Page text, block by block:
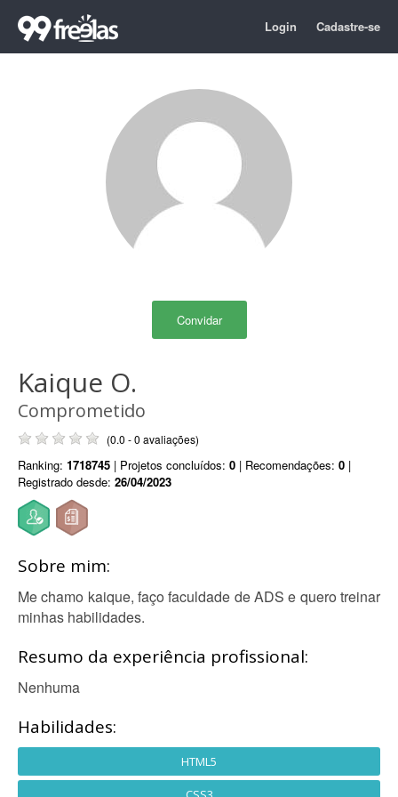
Login Cadastre-se
Convidar
Kaique O.
Comprometido
(0.0 - 0 avaliações)
Ranking: 1718745 | Projetos concluídos: 0 | Recomendações: 0 |
Registrado desde: 26/04/2023
Sobre mim:
Me chamo kaique, faço faculdade de ADS e quero treinar
minhas habilidades.
Resumo da experiência profissional:
Nenhuma
Habilidades:
HTML5